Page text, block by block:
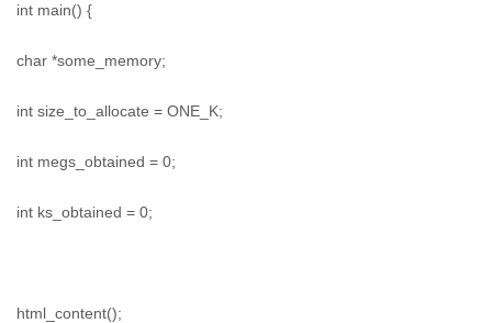
int main() {
char *some_memory;
int size_to_allocate = ONE_K;
int megs_obtained = 0;
int ks_obtained = 0;
html_content();